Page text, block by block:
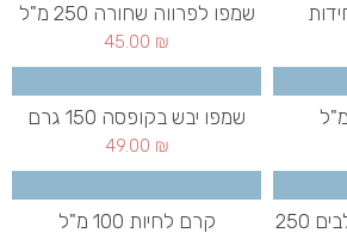
שמפו לפרווה שחורה 250 מ"ל
45.00 ₪
שמפו יבש בקופסה 150 גרם
49.00 ₪
נוזל אנטי פרזיטים לכלבים 250
קרם לחיות 100 מ"ל